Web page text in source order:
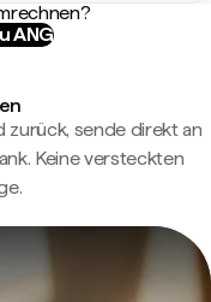
ANG
zurück, sende direkt an
Keine versteckten